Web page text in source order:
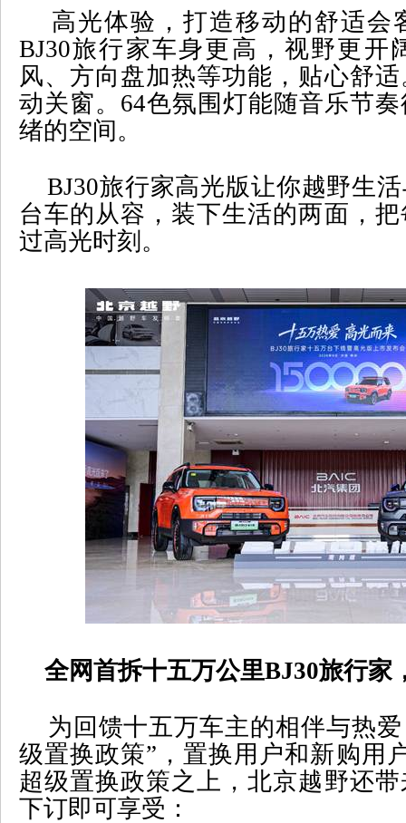
高光体验，打造移动的舒适会
BJ30旅行家车身更高，视野更开
风、方向盘加热等功能，贴心舒
动关窗。 64色氛围灯能随音乐节
绪的空间。
BJ30旅行家高光版让你越野生
台车的从容，装下生活的两面，
过高光时刻。
全网首拆十五万公里BJ30旅行家
为回馈十五万车主的相伴与热
级置换政策” ，置换用户和新购用
超级置换政策之上，北京越野还
下订即可享受：